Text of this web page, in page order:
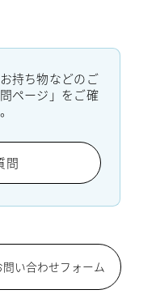
持ち物などのご
ページ」をご確
問
問い合わせフォーム